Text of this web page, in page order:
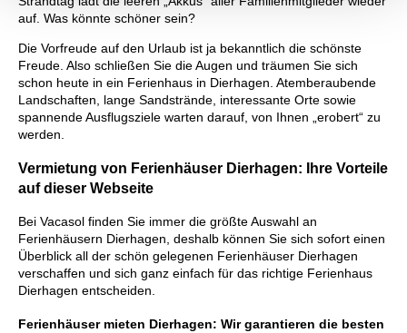
auf. Was könnte schöner sein?
Die Vorfreude auf den Urlaub ist ja bekanntlich die schönste
Freude. Also schließen Sie die Augen und träumen Sie sich
schon heute in ein Ferienhaus in Dierhagen. Atemberaubende
Landschaften, lange Sandstrände, interessante Orte sowie
spannende Ausflugsziele warten darauf, von Ihnen „erobert“ zu
werden.
Vermietung von Ferienhäuser Dierhagen: Ihre Vorteile
auf dieser Webseite
Bei Vacasol finden Sie immer die größte Auswahl an
Ferienhäusern Dierhagen, deshalb können Sie sich sofort einen
Überblick all der schön gelegenen Ferienhäuser Dierhagen
verschaffen und sich ganz einfach für das richtige Ferienhaus
Dierhagen entscheiden.
Ferienhäuser mieten Dierhagen: Wir garantieren die besten